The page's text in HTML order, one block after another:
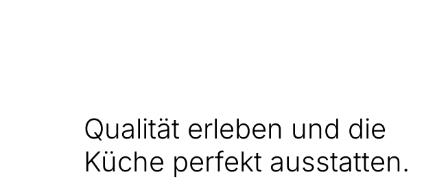
Qualität erleben und die
Küche perfekt ausstatten.